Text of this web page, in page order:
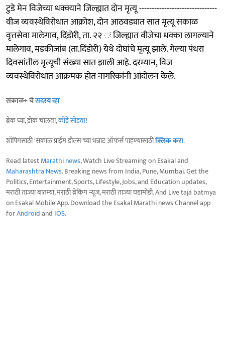
टुडे मेन विजेच्या धक्क्याने जिल्ह्यात दोन मृत्यू -------------------------------
वीज व्यवस्थेविरोधात आक्रोश, दोन आठवड्यात सात मृत्यू सकाळ
वृत्तसेवा मालेगाव, दिंडोरी, ता. २२ ः जिल्ह्यात वीजेचा धक्का लागल्याने
मालेगाव, मडकीजांब (ता.दिंडोरी) येथे दोघांचे मृत्यू झाले. गेल्या पंधरा
दिवसांतील मृत्यूची संख्या सात झाली आहे. दरम्यान, विज
व्यवस्थेविरोधात आक्रमक होत नागरिकांनी आंदोलन केले.
सकाळ+ चेसदस्य व्हा
ब्रेक घ्या, डोकं चालवा,कोडे सोडवा!
शॉपिंगसाठी 'सकाळ प्राईम डील्स'च्या भन्नाट ऑफर्स पाहण्यासाठीक्लिक करा.
Read latestMarathi news, Watch Live Streaming on Esakal and
Maharashtra News. Breaking news from India, Pune, Mumbai. Get the
Politics, Entertainment, Sports, Lifestyle, Jobs, and Education updates,
मराठी ताज्या बातम्या, मराठी ब्रेकिंग न्यूज, मराठी ताज्या घडामोडी. And Live taja batmya
on Esakal Mobile App. Download the Esakal Marathi news Channel app
forAndroidand IOS.